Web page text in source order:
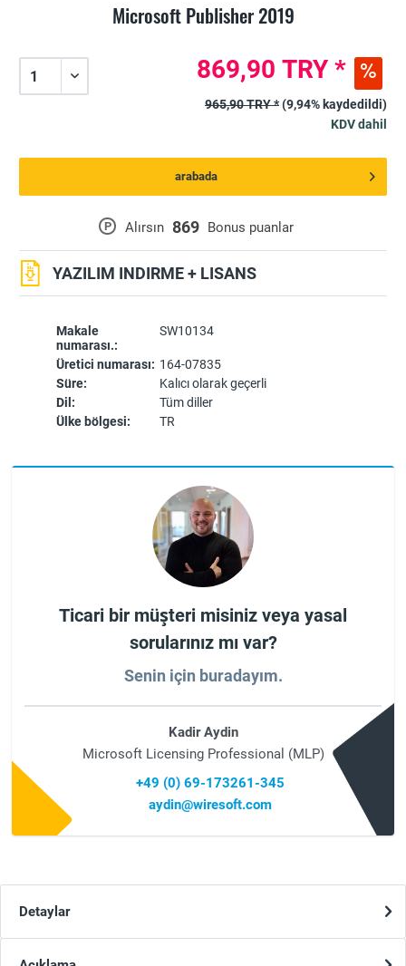
Microsoft Publisher 2019
Makale
numarası.:
SW10134
Üretici numarası: 164-07835
Süre:
Kalıcı olarak geçerli
Dil:
Tüm diller
Ülke bölgesi:
TR
P Alırsın 869 Bonus puanlar
YAZILIM INDIRME + LISANS
869,90 TRY *
965,90 TRY *(9,94% kaydedildi)
KDV dahil
arabada
Ticari bir müşteri misiniz veya yasal
sorularınız mı var?
Senin için buradayım.
Kadir Aydin
Microsoft Licensing Professional (MLP)
+49 (0) 69-173261-345
aydin@wiresoft.com
Detaylar